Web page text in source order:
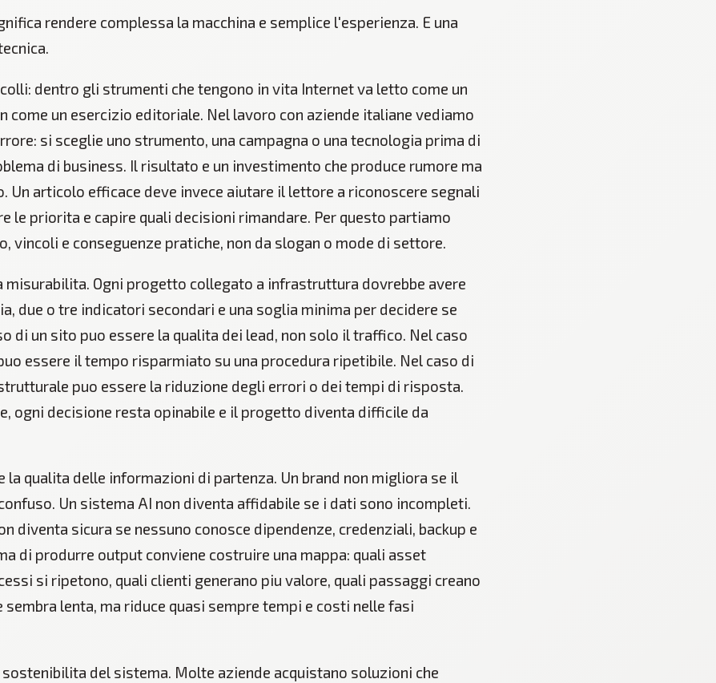
rendere complessa la macchina e semplice l'esperienza. E una
dentro gli strumenti che tengono in vita Internet va letto come un
come un esercizio editoriale. Nel lavoro con aziende italiane vediamo
si sceglie uno strumento, una campagna o una tecnologia prima di
di business. Il risultato e un investimento che produce rumore ma
Un articolo efficace deve invece aiutare il lettore a riconoscere segnali
le priorita e capire quali decisioni rimandare. Per questo partiamo
vincoli e conseguenze pratiche, non da slogan o mode di settore.
misurabilita. Ogni progetto collegato a infrastruttura dovrebbe avere
due o tre indicatori secondari e una soglia minima per decidere se
di un sito puo essere la qualita dei lead, non solo il traffico. Nel caso
essere il tempo risparmiato su una procedura ripetibile. Nel caso di
puo essere la riduzione degli errori o dei tempi di risposta.
ogni decisione resta opinabile e il progetto diventa difficile da
la qualita delle informazioni di partenza. Un brand non migliora se il
Un sistema AI non diventa affidabile se i dati sono incompleti.
diventa sicura se nessuno conosce dipendenze, credenziali, backup e
di produrre output conviene costruire una mappa: quali asset
si ripetono, quali clienti generano piu valore, quali passaggi creano
lenta, ma riduce quasi sempre tempi e costi nelle fasi
del sistema. Molte aziende acquistano soluzioni che